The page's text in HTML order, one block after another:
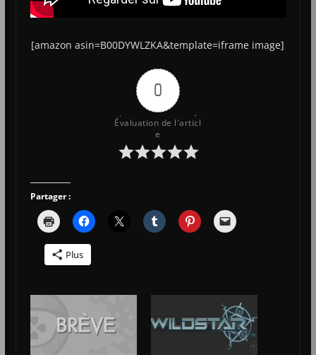
[amazon asin=B00DYWLZKA&template=iframe image]
0
Évaluation de l'articl
e
Partager :
Plus